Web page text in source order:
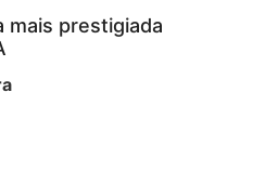
mais prestigiada